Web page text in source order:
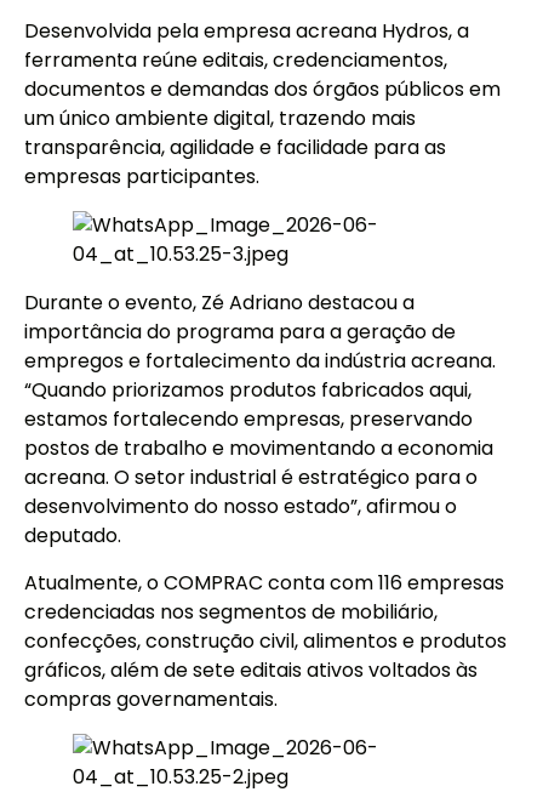
Desenvolvida pela empresa acreana Hydros, a
ferramenta reúne editais, credenciamentos,
documentos e demandas dos órgãos públicos em
um único ambiente digital, trazendo mais
transparência, agilidade e facilidade para as
empresas participantes.
Durante o evento, Zé Adriano destacou a
importância do programa para a geração de
empregos e fortalecimento da indústria acreana.
“Quando priorizamos produtos fabricados aqui,
estamos fortalecendo empresas, preservando
postos de trabalho e movimentando a economia
acreana. O setor industrial é estratégico para o
desenvolvimento do nosso estado”, afirmou o
deputado.
Atualmente, o COMPRAC conta com 116 empresas
credenciadas nos segmentos de mobiliário,
confecções, construção civil, alimentos e produtos
gráficos, além de sete editais ativos voltados às
compras governamentais.